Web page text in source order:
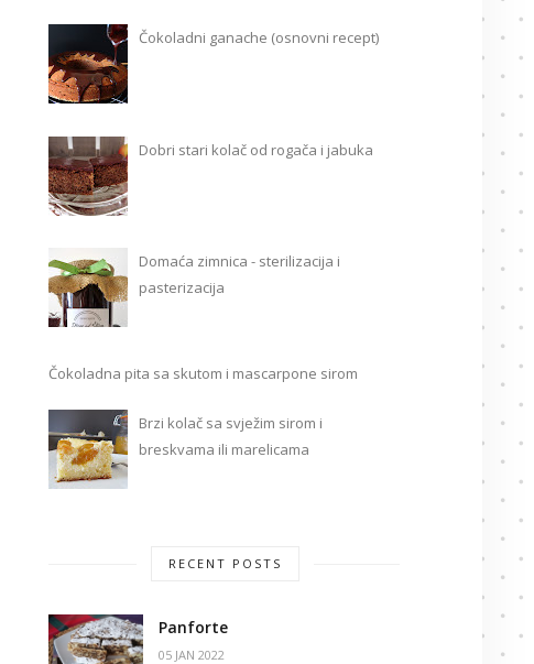
Čokoladni ganache (osnovni recept)
Dobri stari kolač od rogača i jabuka
Domaća zimnica - sterilizacija i
pasterizacija
Čokoladna pita sa skutom i mascarpone sirom
Brzi kolač sa svježim sirom i
breskvama ili marelicama
RECENT POSTS
Panforte
05 JAN 2022